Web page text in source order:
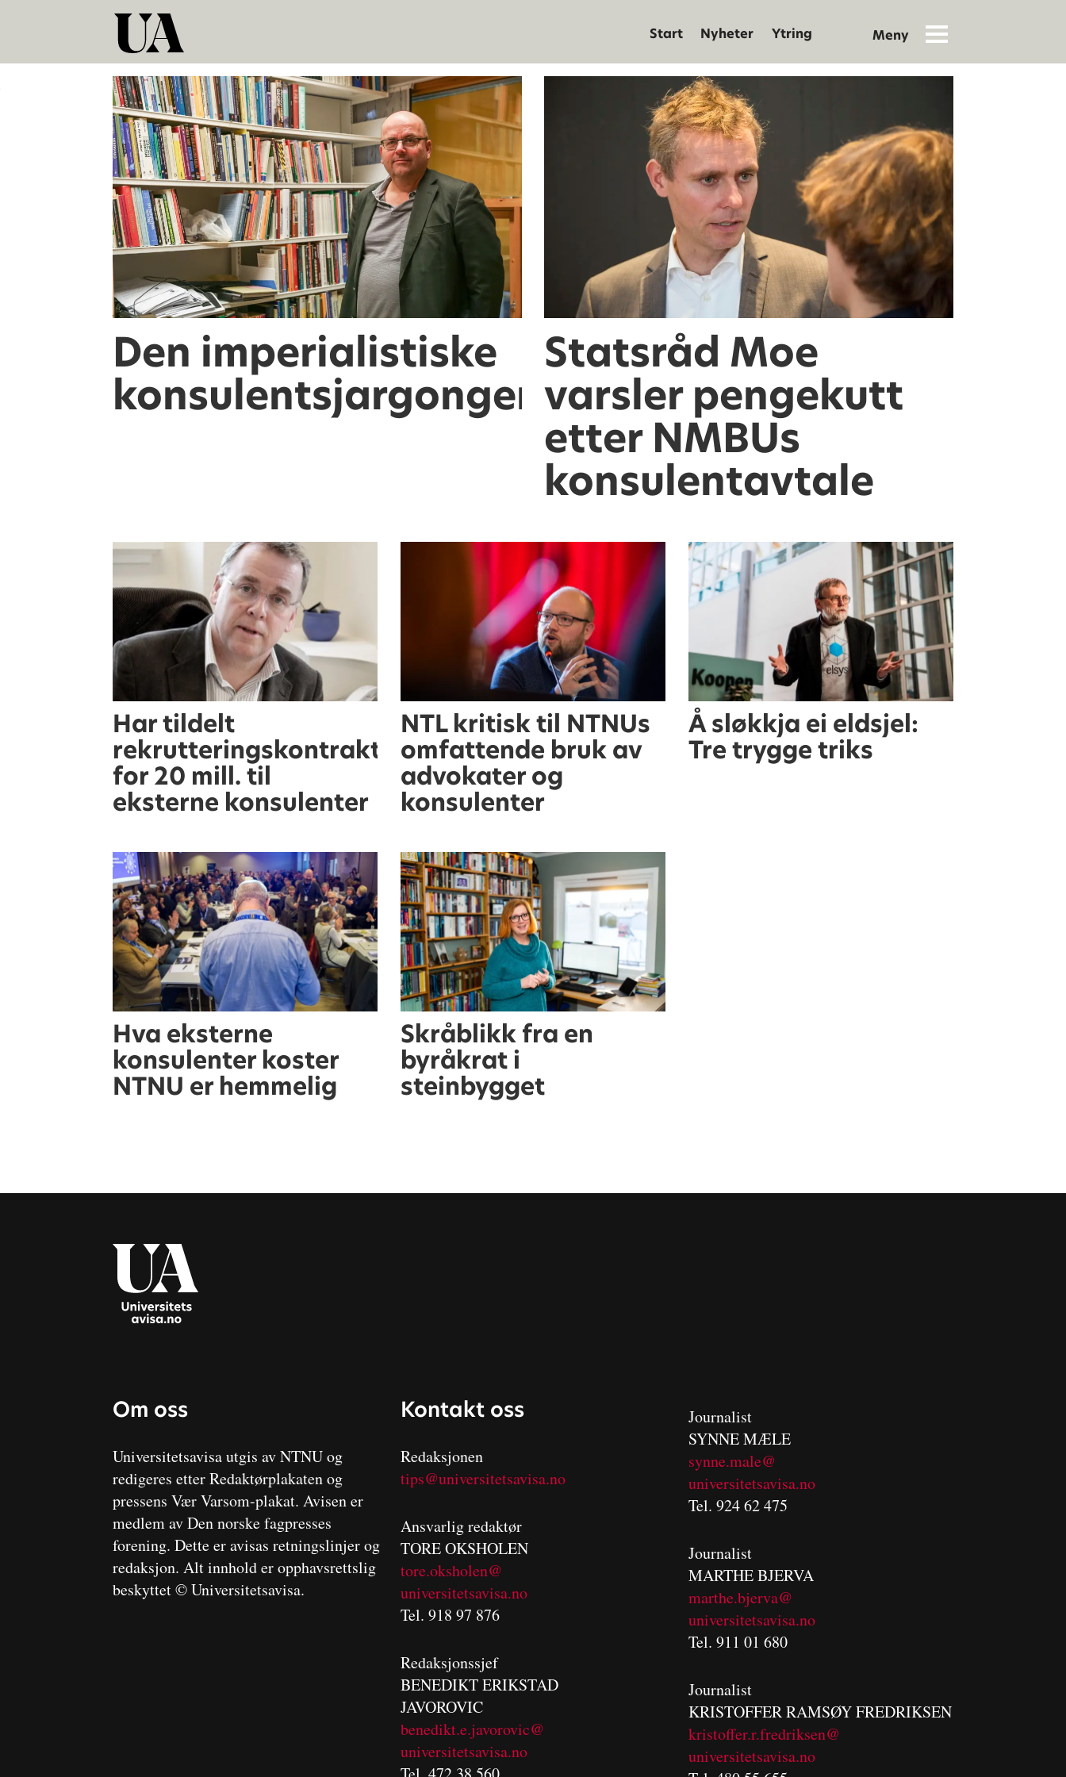
Start Nyheter Ytring
konsulenter
Den imperialistiske
konsulentsjargongen
Statsråd Moe
varsler pengekutt
etter NMBUs
konsulentavtale
Har tildelt
rekrutteringskontrakter
for 20 mill. til
eksterne konsulenter
NTL kritisk til NTNUs
omfattende bruk av
advokater og
konsulenter
Å sløkkja ei eldsjel:
Tre trygge triks
Hva eksterne
konsulenter koster
NTNU er hemmelig
Skråblikk fra en
byråkrat i
steinbygget
Om oss
Universitetsavisa utgis av NTNU og
redigeres etter Redaktørplakaten og
pressens Vær Varsom-plakat. Avisen er
medlem av Den norske fagpresses
forening. Dette er avisas retningslinjer og
redaksjon. Alt innhold er opphavsrettslig
beskyttet © Universitetsavisa.
Kontakt oss
Redaksjonen
tips@universitetsavisa.no
Ansvarlig redaktør
TORE OKSHOLEN
tore.oksholen@
universitetsavisa.no
Tel. 918 97 876
Redaksjonssjef
BENEDIKTERIKSTAD
JAVOROVIC
benedikt.e.javorovic@
universitetsavisa.no
Journalist
SYNNE MÆLE
synne.male@
universitetsavisa.no
Tel. 924 62 475
Journalist
MARTHE BJERVA
marthe.bjerva@
universitetsavisa.no
Tel. 911 01 680
Journalist
KRISTOFFER RAMSØY FREDRIKSEN
kristoffer.r.fredriksen@
universitetsavisa.no